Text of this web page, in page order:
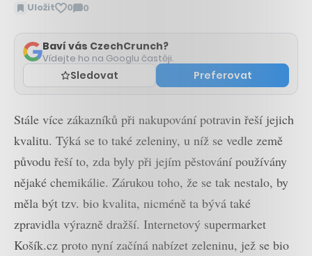
Uložit 0 0
Zobrazit
Baví vás CzechCrunch?
Vídejte ho na Googlu častěji.
Sledovat Preferovat
Stále více zákazníků při nakupování potravin řeší jejich
kvalitu. Týká se to také zeleniny, u níž se vedle země
původu řeší to, zda byly při jejím pěstování používány
nějaké chemikálie. Zárukou toho, že se tak nestalo, by
měla být tzv. bio kvalita, nicméně ta bývá také
zpravidla výrazně dražší. Internetový supermarket
Košík.cz proto nyní začíná nabízet zeleninu, jež se bio